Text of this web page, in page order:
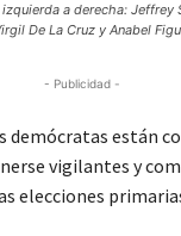
a derecha: Jeffrey
De La Cruz y Anabel
- Publicidad -
demócratas están
vigilantes y
elecciones